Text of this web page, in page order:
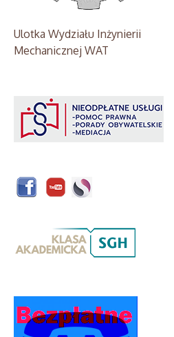
Ulotka Wydziału Inżynierii
Mechanicznej WAT